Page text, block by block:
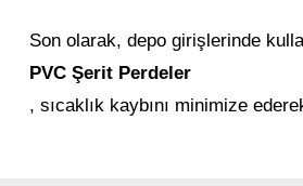
Son olarak, depo girişlerinde
PVC Şerit Perdeler
, sıcaklık kaybını minimize